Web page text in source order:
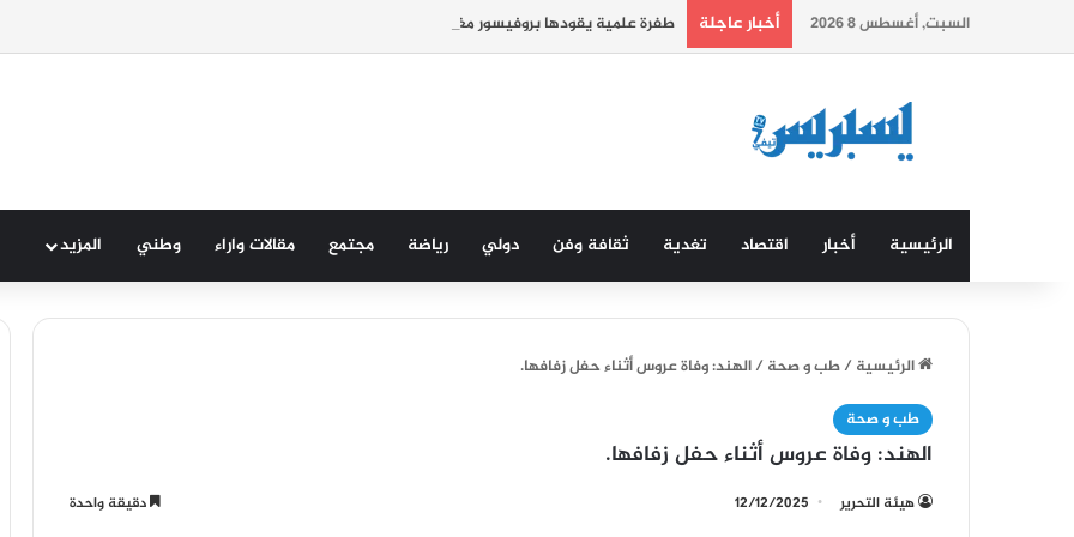
السبت, أغسطس 8 2026 أخبار عاجلة طفرة علمية يقودها بروفيسور مغربي في مرض الزهايمر.
الرئيسية أخبار اقتصاد تغدية ثقافة وفن دولي رياضة مجتمع مقالات واراء وطني المزيد
الرئيسية/طب و صحة/الهند: وفاة عروس أثناء حفل زفافها.
طب و صحة
الهند: وفاة عروس أثناء حفل زفافها.
هيئة التحرير 12/12/2025 دقيقة واحدة